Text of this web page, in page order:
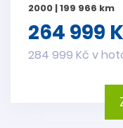
2000 | 199 966 km
264 999
284 999 Kč v